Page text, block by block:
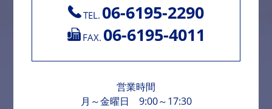
TEL. 06-6195-2290
FAX. 06-6195-4011
営業時間
月～金曜日 9:00～17:30